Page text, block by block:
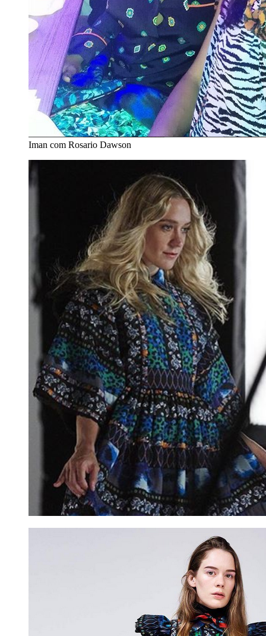
Iman com Rosario Dawson